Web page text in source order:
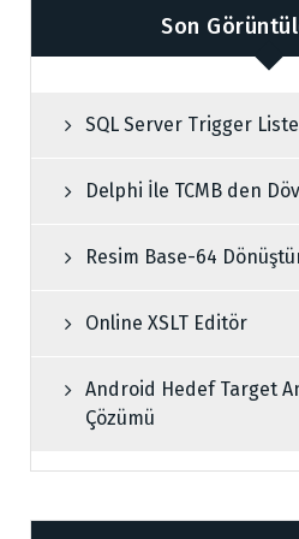
Son
SQL Server Trigger
Delphi İle TCMB den
Resim Base-64
Online XSLT Editör
Android Hedef Target
Çözümü